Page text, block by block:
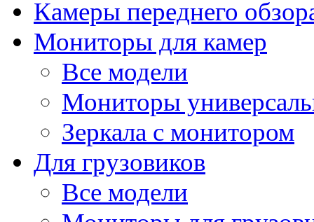
Камеры переднего
Мониторы для камер
Все модели
Мониторы
Зеркала с монитором
Для грузовиков
Все модели